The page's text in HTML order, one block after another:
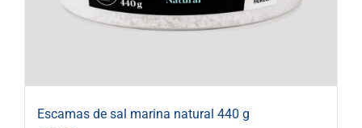
Escamas de sal marina natural 440 g